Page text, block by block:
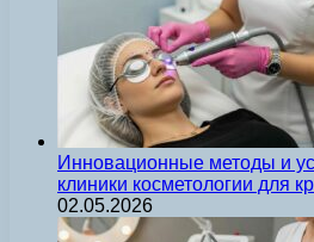
Инновационные методы и
клиники косметологии для
02.05.2026